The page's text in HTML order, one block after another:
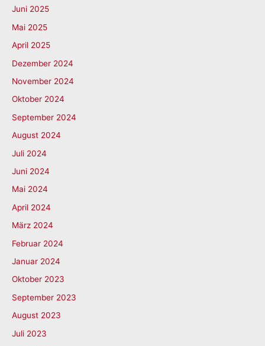
Juni 2025
Mai 2025
April 2025
Dezember 2024
November 2024
Oktober 2024
September 2024
August 2024
Juli 2024
Juni 2024
Mai 2024
April 2024
März 2024
Februar 2024
Januar 2024
Oktober 2023
September 2023
August 2023
Juli 2023